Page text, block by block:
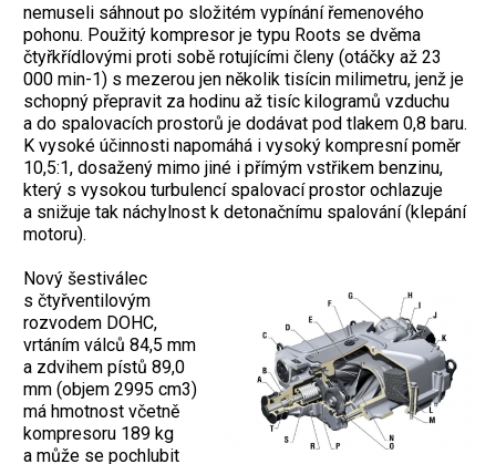
nemuseli sáhnout po složitém vypínání řemenového
pohonu. Použitý kompresor je typu Roots se dvěma
čtyřkřídlovými proti sobě rotujícími členy (otáčky až 23
000 min-1) s mezerou jen několik tisícin milimetru, jenž je
schopný přepravit za hodinu až tisíc kilogramů vzduchu
a do spalovacích prostorů je dodávat pod tlakem 0,8 baru.
K vysoké účinnosti napomáhá i vysoký kompresní poměr
10,5:1, dosažený mimo jiné i přímým vstřikem benzinu,
který s vysokou turbulencí spalovací prostor ochlazuje
a snižuje tak náchylnost k detonačnímu spalování (klepání
motoru).
Nový šestiválec
s čtyřventilovým
rozvodem DOHC,
vrtáním válců 84,5 mm
a zdvihem pístů 89,0
mm (objem 2995 cm3)
má hmotnost včetně
kompresoru 189 kg
a může se pochlubit